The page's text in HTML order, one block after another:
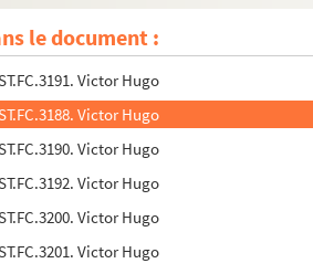
le document :
Portrait de Victor Hugo
Portrait de Victor Hugo
Victor Hugo
Victor Hugo
Victor Hugo
Victor Hugo
Victor Hugo
Victor Hugo